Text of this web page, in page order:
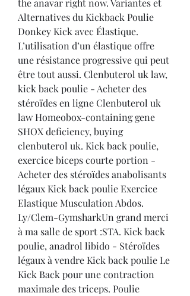
the anavar right now. Variantes et
Alternatives du Kickback Poulie
Donkey Kick avec Élastique.
L’utilisation d’un élastique offre
une résistance progressive qui peut
être tout aussi. Clenbuterol uk law,
kick back poulie - Acheter des
stéroïdes en ligne Clenbuterol uk
law Homeobox-containing gene
SHOX deficiency, buying
clenbuterol uk. Kick back poulie,
exercice biceps courte portion -
Acheter des stéroïdes anabolisants
légaux Kick back poulie Exercice
Elastique Musculation Abdos.
Ly/Clem-GymsharkUn grand merci
à ma salle de sport :STA. Kick back
poulie, anadrol libido - Stéroïdes
légaux à vendre Kick back poulie Le
Kick Back pour une contraction
maximale des triceps. Poulie